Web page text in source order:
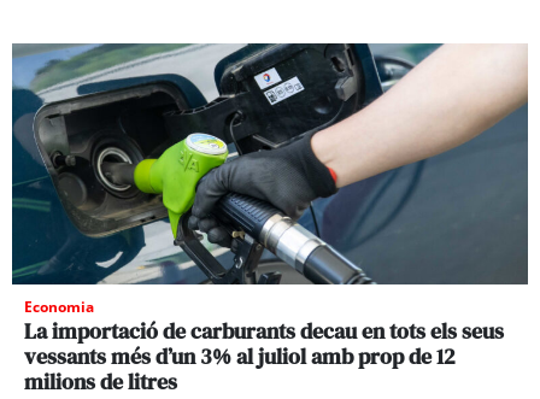
Economia
La importació de carburants decau en tots els seus
vessants més d’un 3% al juliol amb prop de 12
milions de litres